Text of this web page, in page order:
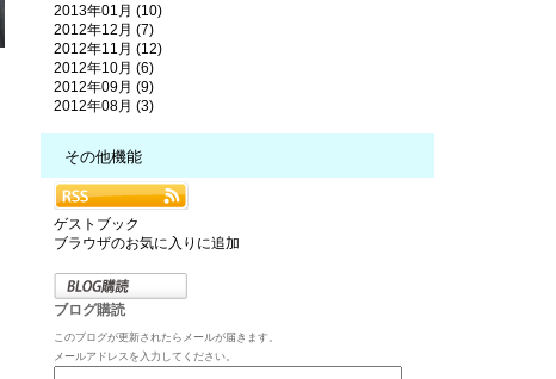
2013年01月 (10)
2012年12月 (7)
2012年11月 (12)
2012年10月 (6)
2012年09月 (9)
2012年08月 (3)
その他機能
ゲストブック
ブラウザのお気に入りに追加
ブログ購読
このブログが更新されたらメールが届きます。
メールアドレスを入力してください。